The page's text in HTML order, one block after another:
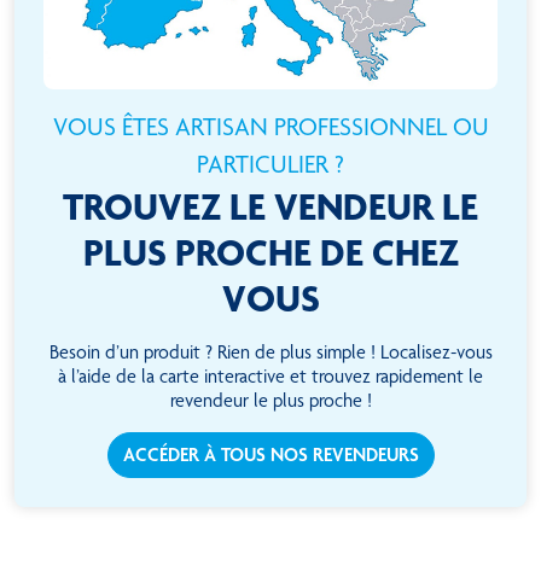
VOUS ÊTES ARTISAN PROFESSIONNEL OU
PARTICULIER ?
TROUVEZ LE VENDEUR LE
PLUS PROCHE DE CHEZ
VOUS
Besoin d’un produit ? Rien de plus simple ! Localisez-vous
à l’aide de la carte interactive et trouvez rapidement le
revendeur le plus proche !
ACCÉDER À TOUS NOS REVENDEURS